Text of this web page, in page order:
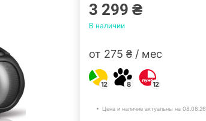
3 299 ₴
В наличии
от 275 ₴ / мес
12 8 12
Цена и наличие актуальны на 08.08.26.